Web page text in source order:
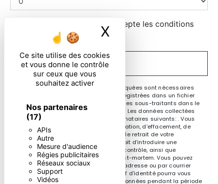
Ce site utilise des cookies
et vous donne le contrôle
sur ceux que vous
souhaitez activer
Nos partenaires
(17)
APIs
Autre
Mesure d'audience
Régies publicitaires
Réseaux sociaux
Support
Vidéos
X Masquer le
En cochant cette case, j'accepte les conditions
particulières ci-dessous **
ENVOYER
** Les données personnelles communiquées sont nécessaires
aux fins de vous contacter et sont enregistrées dans un fichier
informatisé. Elles sont destinées à et ses sous-traitants dans le
seul but de répondre à votre message. Les données collectées
seront communiquées aux seuls destinataires suivants: . Vous
disposez de droits d’accès, de rectification, d’effacement, de
portabilité, de limitation, d’opposition, de retrait de votre
consentement à tout moment et du droit d’introduire une
réclamation auprès d’une autorité de contrôle, ainsi que
d’organiser le sort de vos données post-mortem. Vous pouvez
exercer ces droits par voie postale à l'adresse ou par courrier
électronique à l'adresse . Un justificatif d'identité pourra vous
être demandé. Nous conservons vos données pendant la période